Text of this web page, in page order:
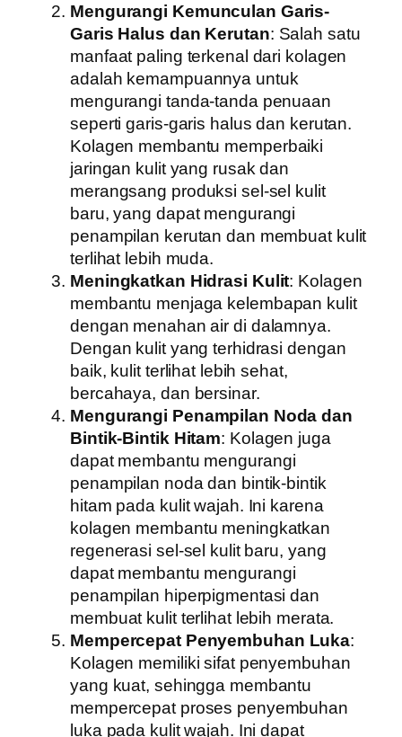
Mengurangi Kemunculan Garis-
Garis Halus dan Kerutan: Salah satu
manfaat paling terkenal dari kolagen
adalah kemampuannya untuk
mengurangi tanda-tanda penuaan
seperti garis-garis halus dan kerutan.
Kolagen membantu memperbaiki
jaringan kulit yang rusak dan
merangsang produksi sel-sel kulit
baru, yang dapat mengurangi
penampilan kerutan dan membuat kulit
terlihat lebih muda.
Meningkatkan Hidrasi Kulit: Kolagen
membantu menjaga kelembapan kulit
dengan menahan air di dalamnya.
Dengan kulit yang terhidrasi dengan
baik, kulit terlihat lebih sehat,
bercahaya, dan bersinar.
Mengurangi Penampilan Noda dan
Bintik-Bintik Hitam: Kolagen juga
dapat membantu mengurangi
penampilan noda dan bintik-bintik
hitam pada kulit wajah. Ini karena
kolagen membantu meningkatkan
regenerasi sel-sel kulit baru, yang
dapat membantu mengurangi
penampilan hiperpigmentasi dan
membuat kulit terlihat lebih merata.
Mempercepat Penyembuhan Luka:
Kolagen memiliki sifat penyembuhan
yang kuat, sehingga membantu
mempercepat proses penyembuhan
luka pada kulit wajah. Ini dapat